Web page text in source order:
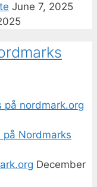
June 7, 2025
på nordmark.org
på Nordmarks
December